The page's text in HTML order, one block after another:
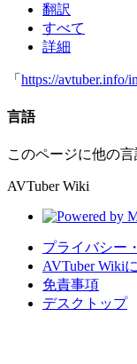
翻訳
すべて
詳細
「 https://avtuber.info/
言語
このページに他の言
AVTuber Wiki
プライバシー
AVTuber Wiki
免責事項
デスクトップ